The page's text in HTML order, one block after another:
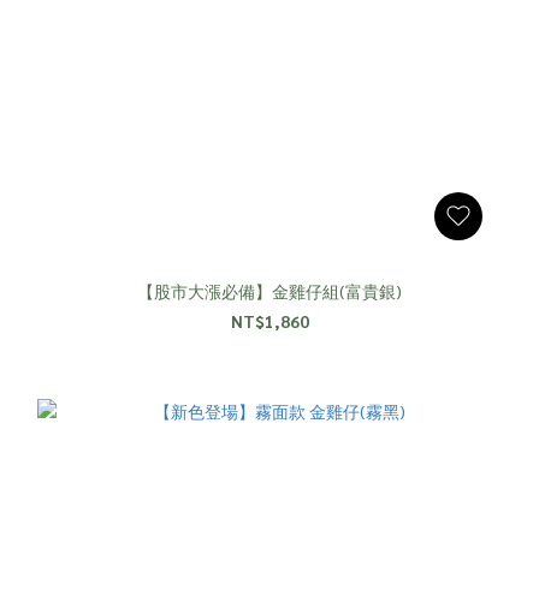
【股市大漲必備】金雞仔組(富貴銀)
NT$1,860